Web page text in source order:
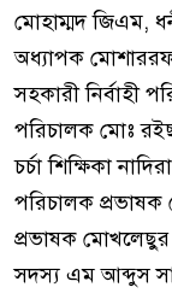
মোহাম্মদ জিএম,
অধ্যাপক
সহকারী নির্বাহী
পরিচালক মোঃ
চর্চা শিক্ষিকা
পরিচালক
প্রভাষক মোখলেছুর
সদস্য এম আব্দুস